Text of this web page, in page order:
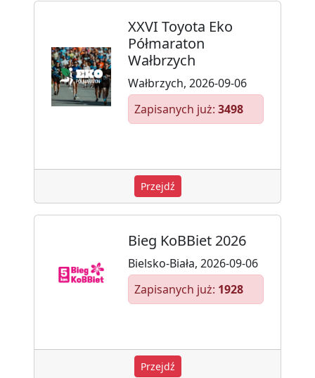
XXVI Toyota Eko
Półmaraton
Wałbrzych
Wałbrzych, 2026-09-06
Zapisanych już: 3498
Przejdź
Bieg KoBBiet 2026
Bielsko-Biała, 2026-09-06
Zapisanych już: 1928
Przejdź